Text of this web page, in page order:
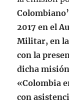
2017 en el
Militar, en la
con la
dicha
«Colombia
con